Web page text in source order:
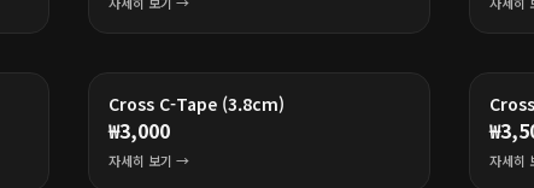
Cross C-Tape (3.8cm)
₩3,000
자세히 보기 →
₩
자세히